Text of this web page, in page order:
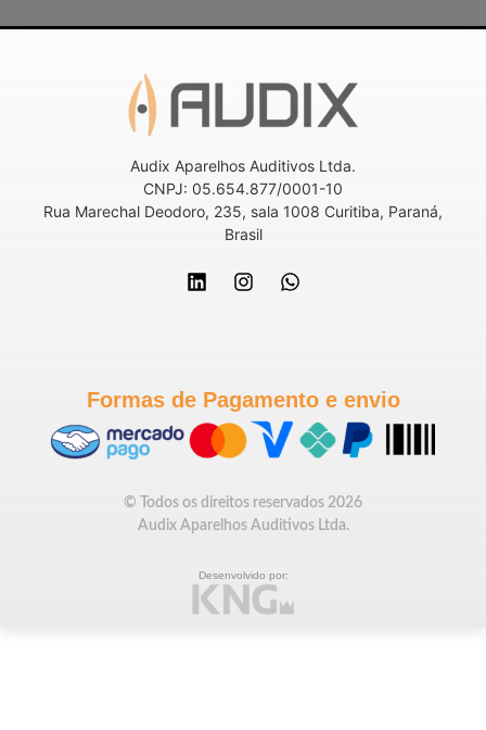
Audix Aparelhos Auditivos Ltda.
CNPJ: 05.654.877/0001-10
Rua Marechal Deodoro, 235, sala 1008 Curitiba, Paraná,
Brasil
Formas de Pagamento e envio
© Todos os direitos reservados 2026
Audix Aparelhos Auditivos Ltda.
Desenvolvido por: